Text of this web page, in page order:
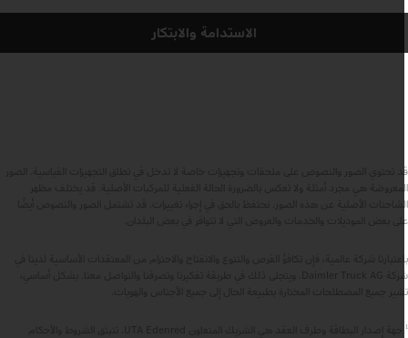
الاستدامة والابتكار
تحتوي الصور والنصوص على ملحقات وتجهيزات خاصة لا تدخل في نطاق التجهيزات القياسية. الصور
هي مجرد أمثلة ولا تعكس بالضرورة الحالة الفعلية للمركبات الأصلية. قد يختلف مظهر
الأصلية عن هذه الصور. نحتفظ بالحق في إجراء تغييرات. قد تشتمل الصور والنصوص أيضًا
بعض الموديلات والخدمات والعروض التي لا تتوافر في بعض البلدان.
شركة عالمية، فإن تكافؤ الفرص والتنوع والانفتاح والاحترام من المعتقدات الأساسية لدينا في
جميع المصطلحات المختارة بطبيعة الحال إلى جميع الأجناس والهويات.